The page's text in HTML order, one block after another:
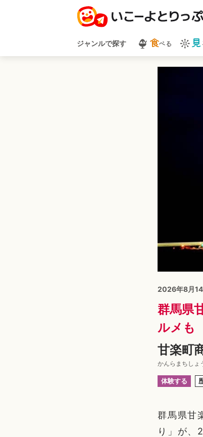
ジャンルで探す 食べる 見
2026年8月14
群馬県
ルメも
甘楽町
かんらまちしょ
体験する
群馬県甘
り」が、